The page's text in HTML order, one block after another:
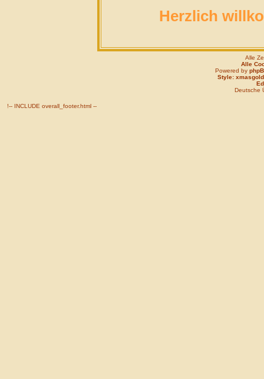
Herzlich
Alle
Alle
Powered by
Style: xmasgold
Deutsche
!-- INCLUDE overall_footer.html --